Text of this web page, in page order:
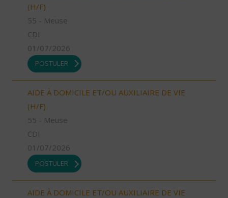
(H/F)
55 - Meuse
CDI
01/07/2026
POSTULER
AIDE À DOMICILE ET/OU AUXILIAIRE DE VIE
(H/F)
55 - Meuse
CDI
01/07/2026
POSTULER
AIDE À DOMICILE ET/OU AUXILIAIRE DE VIE